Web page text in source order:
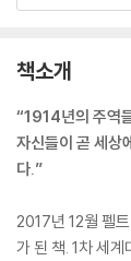
책소개
“1914년의 주역
자신들이 곧 세상
다.”
2017년 12월 펠
가 된 책. 1차 세